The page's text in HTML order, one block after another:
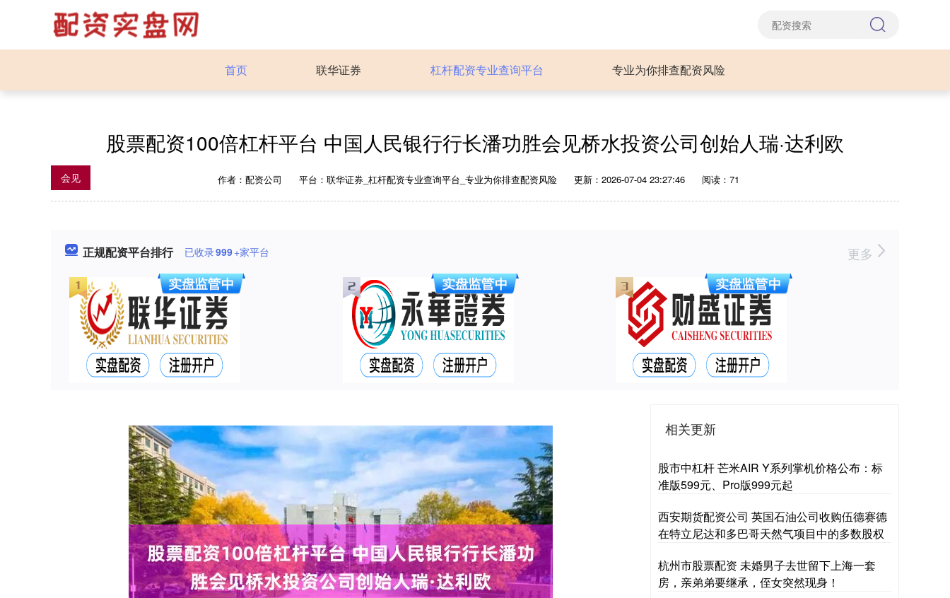
首页 联华证券 杠杆配资专业查询平台 专业为你排查配资风险
股票配资100倍杠杆平台 中国人民银行行长潘功胜会见桥水投资公司创始人瑞·达利欧
会见 作者：配资公司 平台：联华证券_杠杆配资专业查询平台_专业为你排查配资风险 更新：2026-07-04 23:27:46 阅读：71
正规配资平台排行 已收录999+家平台 更多
相关更新
股市中杠杆 芒米AIR Y系列掌机价格公布：标
准版599元、Pro版999元起
西安期货配资公司 英国石油公司收购伍德赛德
在特立尼达和多巴哥天然气项目中的多数股权
杭州市股票配资 未婚男子去世留下上海一套
房，亲弟弟要继承，侄女突然现身！